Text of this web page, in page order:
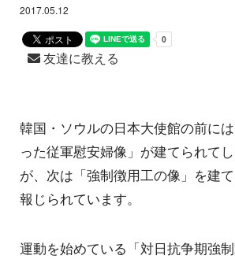
2017.05.12
友達に教える
韓国・ソウルの日本大使館の前に
った従軍慰安婦像」が建てられて
が、次は「強制徴用工の像」を建
報じられています。
運動を始めている「対日抗争期強